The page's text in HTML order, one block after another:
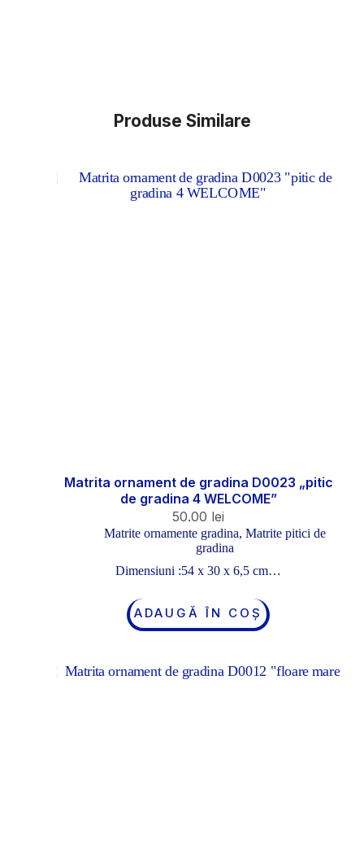
Produse Similare
Matrita ornament de gradina D0023 „pitic
de gradina 4 WELCOME”
50.00 lei
Matrite ornamente gradina, Matrite pitici de
gradina
Dimensiuni :54 x 30 x 6,5 cm…
ADAUGĂ ÎN COȘ